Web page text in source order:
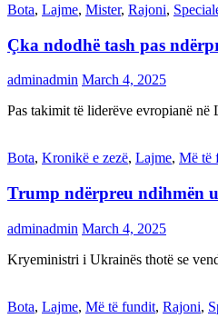
Bota, Lajme, Mister, Rajoni,
Çka ndodhë tash pas
adminadmin March 4, 2025
Pas takimit të liderëve evropianë
Bota, Kronikë e zezë, Lajme, Më të
Trump ndërpreu ndihmën
adminadmin March 4, 2025
Kryeministri i Ukrainës thotë se
Bota, Lajme, Më të fundit, Rajoni,